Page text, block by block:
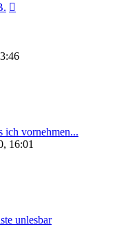
ich vornehmen...
16:01
unlesbar